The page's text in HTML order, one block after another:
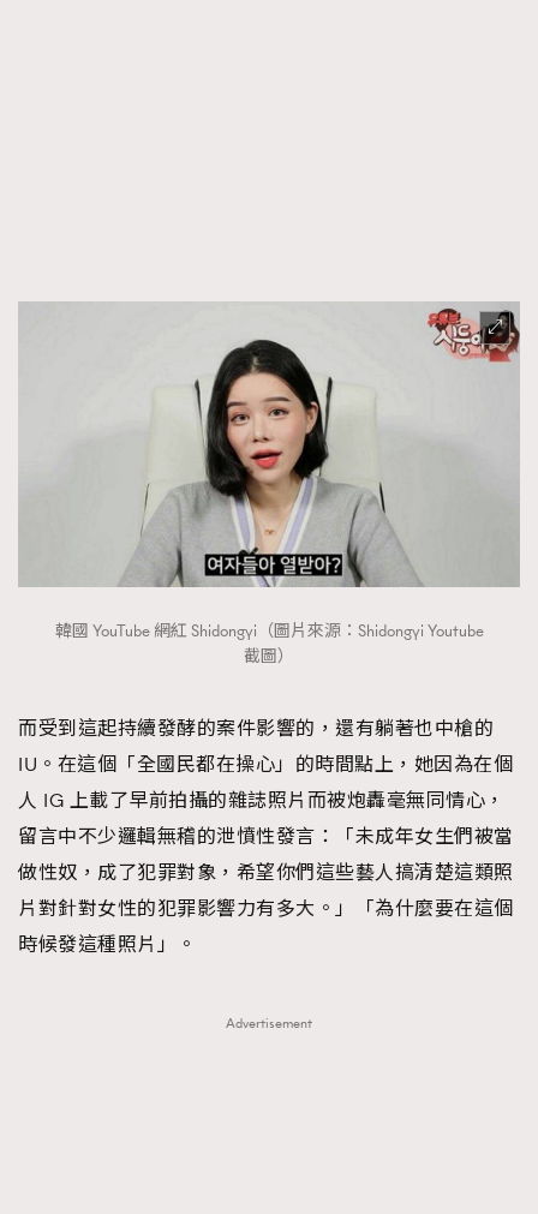
韓國 YouTube 網紅 Shidongyi（圖片來源：Shidongyi Youtube
截圖）
而受到這起持續發酵的案件影響的，還有躺著也中槍的
IU。在這個「全國民都在操心」的時間點上，她因為在個
人 IG 上載了早前拍攝的雜誌照片而被炮轟毫無同情心，
留言中不少邏輯無稽的泄憤性發言：「未成年女生們被當
做性奴，成了犯罪對象，希望你們這些藝人搞清楚這類照
片對針對女性的犯罪影響力有多大。」「為什麼要在這個
時候發這種照片」。
Advertisement